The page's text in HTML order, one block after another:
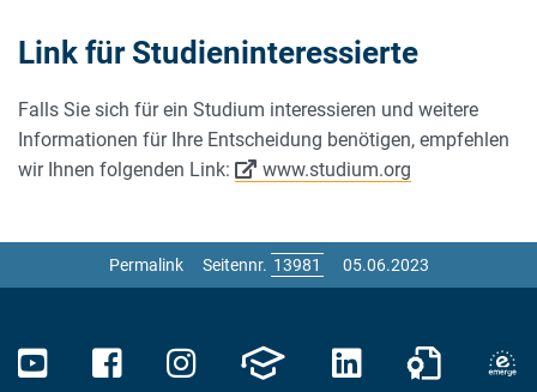
Link für Studieninteressierte
Falls Sie sich für ein Studium interessieren und weitere
Informationen für Ihre Entscheidung benötigen, empfehlen
wir Ihnen folgenden Link:
www.studium.org
Permalink Seitennr. 05.06.2023